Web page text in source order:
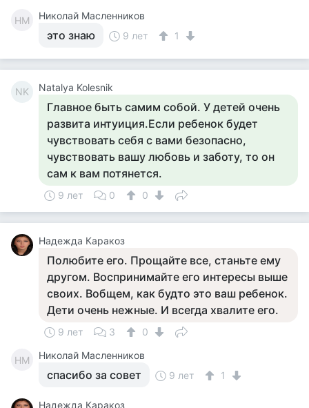
НМ Николай Масленников
это знаю 9 лет 1
NK Natalya Kolesnik
Главное быть самим собой. У детей очень
развита интуиция.Если ребенок будет
чувствовать себя с вами безопасно,
чувствовать вашу любовь и заботу, то он
сам к вам потянется.
9 лет 0 0
Надежда Каракоз
Полюбите его. Прощайте все, станьте ему
другом. Воспринимайте его интересы выше
своих. Вобщем, как будто это ваш ребенок.
Дети очень нежные. И всегда хвалите его.
9 лет 3 0
НМ Николай Масленников
спасибо за совет 9 лет 1
Надежда Каракоз